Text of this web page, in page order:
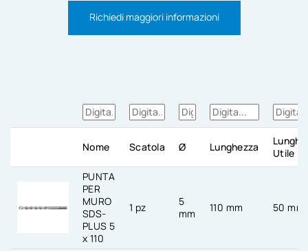
Richiedi maggiori informazioni
Nome Scatola Ø Lunghezza
Utile
PUNTA
PER
MURO
SDS-
PLUS 5
x 110
1 pz
5
mm
110 mm 50 mm